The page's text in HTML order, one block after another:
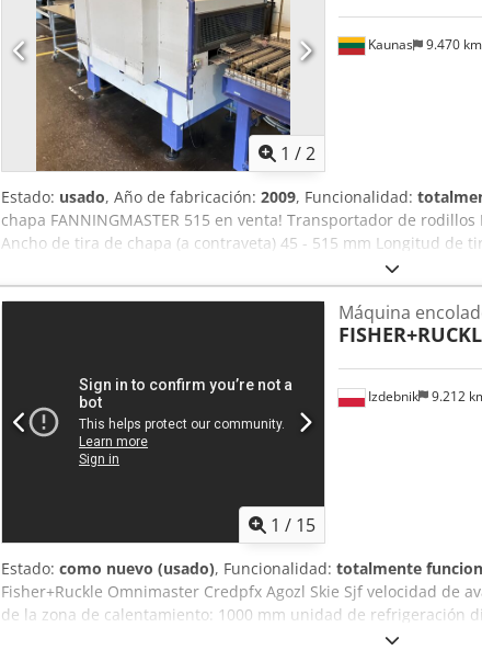
1 /2
Kaunas 9.470 km
Estado: usado, Año de fabricación: 2009, Funcionalidad:
chapa FANNINGMASTER 515 en venta! Transportador de
Ancho de tira de chapa (a contraveta) 45 - 515 mm Longitud de
mm Espesor de tira de chapa (según calidad) 0,3 - 1,5 mm
Capacidad de la máquina Velocidad de avance aprox. 30 m/
Energía eléctrica 1,2 kW Aire comprimido 6 bar Consumo
aire comprimido 5 NL/min. Dimensiones / peso Medidas
1 / 15
Izdebnik 9.212
Máquina
Estado: como nuevo (usado), Funcionalidad: totalmente
Fisher+Ruckle Omnimaster Credpfx Agozl Skie Sjf velocidad de
de la zona de calentamiento: 1000 mm unidad de refrigeración
temperatura máxima de calentamiento: 250 °C 1500 kg 2006 400